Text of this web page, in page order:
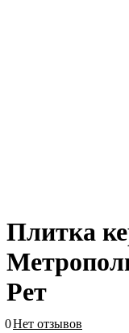
Плитка
Рет
0Нет отзывов